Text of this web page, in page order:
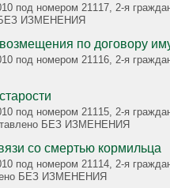
под номером 21117, 2-я
ИЗМЕНЕНИЯ
по договору
под номером 21116, 2-я
под номером 21115, 2-я
БЕЗ ИЗМЕНЕНИЯ
со смертью кормильца
под номером 21114, 2-я
БЕЗ ИЗМЕНЕНИЯ